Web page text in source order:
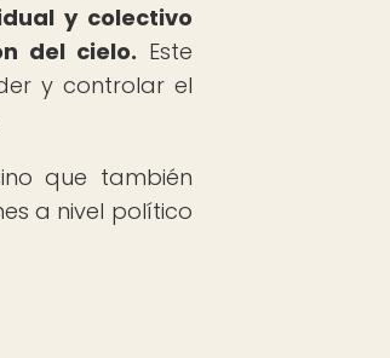
y colectivo
del cielo. Este
y controlar el
que también
a nivel político